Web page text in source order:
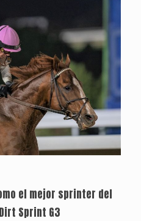
el mejor sprinter del
Sprint G3